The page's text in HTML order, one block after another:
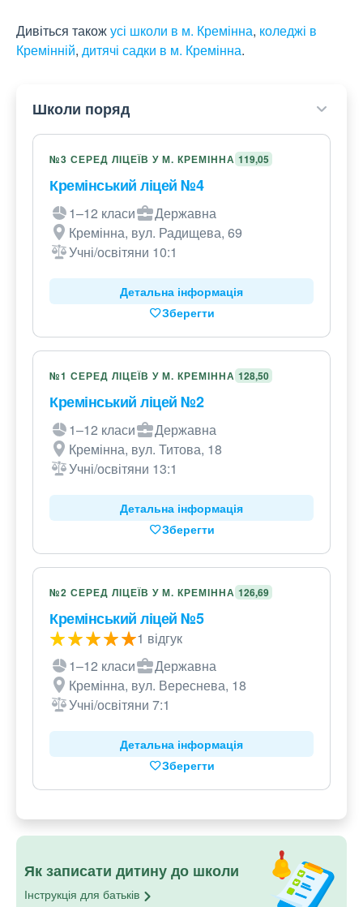
Дивіться такожусі школи в м. Кремінна, коледжі в
Кремінній, дитячі садки в м. Кремінна.
Школи поряд
№3 СЕРЕД ЛІЦЕЇВ У М. КРЕМІННА 119,05
Кремінський ліцей №4
1–12 класи
Державна
Кремінна, вул. Радищева, 69
Учні/освітяни 10:1
Детальна інформація
Зберегти
№1 СЕРЕД ЛІЦЕЇВ У М. КРЕМІННА 128,50
Кремінський ліцей №2
1–12 класи
Державна
Кремінна, вул. Титова, 18
Учні/освітяни 13:1
Детальна інформація
Зберегти
№2 СЕРЕД ЛІЦЕЇВ У М. КРЕМІННА 126,69
Кремінський ліцей №5
1 відгук
1–12 класи
Державна
Кремінна, вул. Вереснева, 18
Учні/освітяни 7:1
Детальна інформація
Зберегти
Як записати дитину до школи
Інструкція для батьків